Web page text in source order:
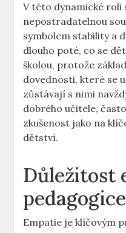
V této dynamické roli
nepostradatelnou
‍symbolem stability a
dlouho poté, ⁢co ⁣se
školou, protože
dovednosti, ‌které se
zůstávají s nimi
dobrého učitele,
zkušenost jako na
dětství.
Důležitost
Empatie je ⁤klíčovým